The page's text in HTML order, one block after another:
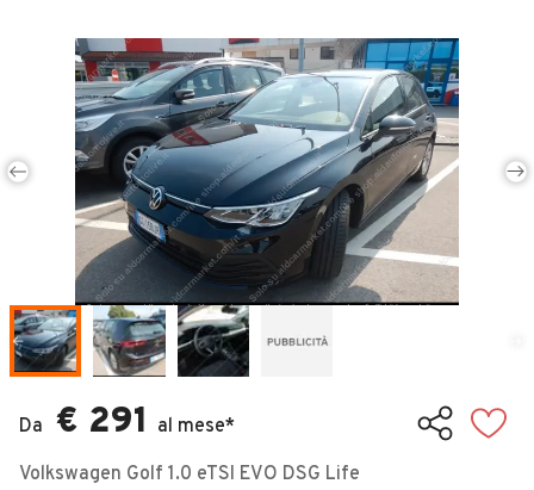
Auto Nuove
Noleggio a lungo termine
Auto d'epoca
Moto
Camper
Veicoli Commerciali
Concessionari
Da € 291 al mese*
Volkswagen Golf 1.0 eTSI EVO DSG Life